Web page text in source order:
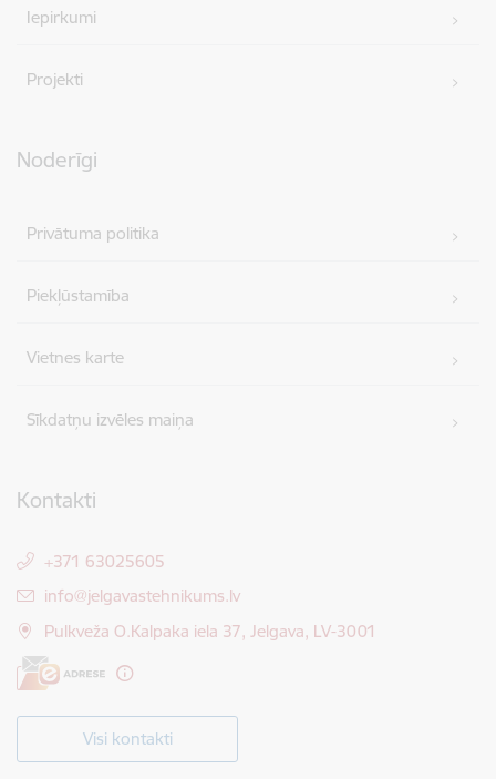
Iepirkumi
Projekti
Noderīgi
Privātuma politika
Piekļūstamība
Vietnes karte
Sīkdatņu izvēles maiņa
Kontakti
+371 63025605
E-pasts:
info@jelgavastehnikums.lv
Pulkveža O.Kalpaka iela 37, Jelgava, LV-3001
Visi kontakti